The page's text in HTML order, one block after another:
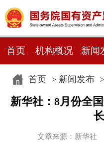
首页 机构概况 新闻
首页> 新闻发布>
新华社：8月份全
文章来源：新华